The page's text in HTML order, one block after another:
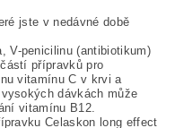
jste v nedávné době
V-penicilinu (antibiotikum)
přípravků pro
vitamínu C v krvi a
dávkách může
vitamínu B12.
Celaskon long effect